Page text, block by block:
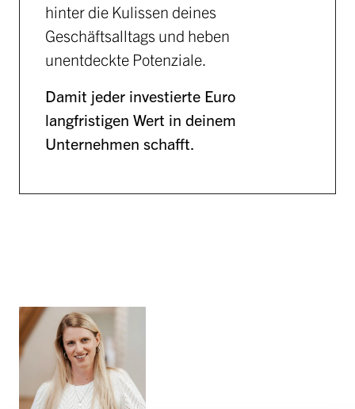
hinter die Kulissen deines
Geschäftsalltags und heben
unentdeckte Potenziale.
Damit jeder investierte Euro
langfristigen Wert in deinem
Unternehmen schafft.